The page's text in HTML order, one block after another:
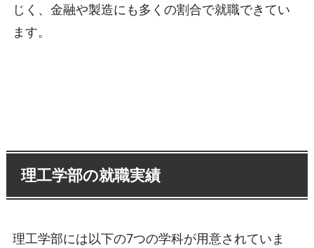
じく、金融や製造にも多くの割合で就職できてい
ます。
理工学部の就職実績
理工学部には以下の7つの学科が用意されていま